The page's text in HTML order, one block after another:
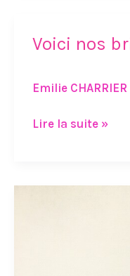
Voici nos
Emilie CHARRIER
Voici
bricolages
Noël
Lire la suite »